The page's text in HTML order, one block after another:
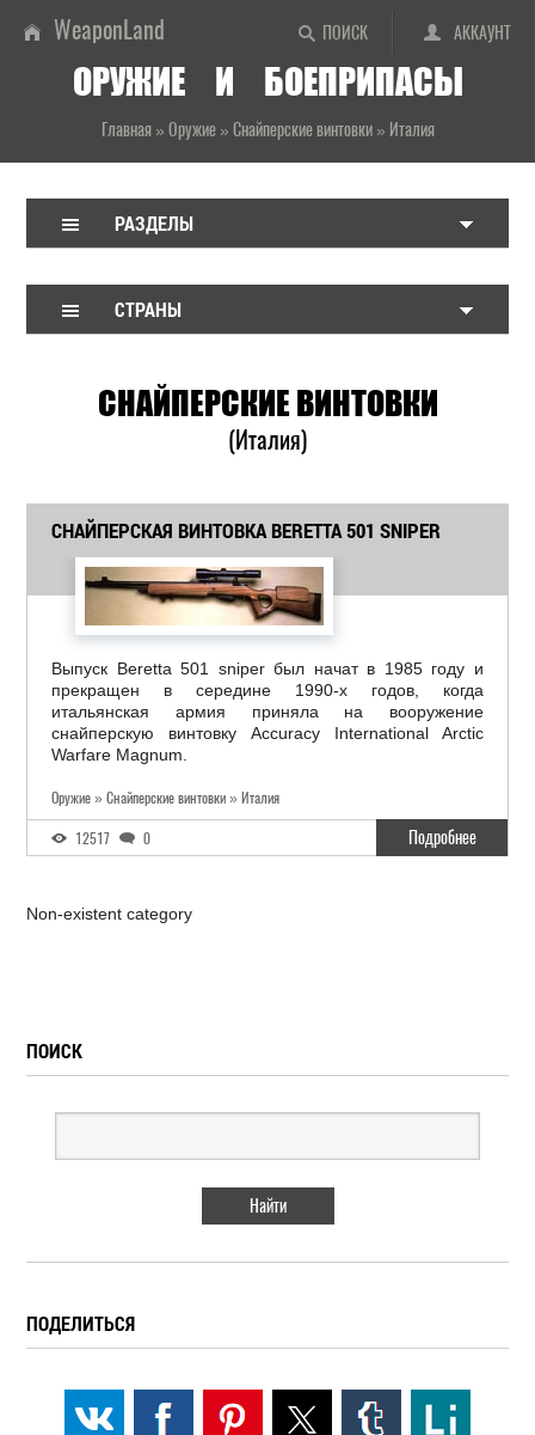
ПОИСК АККАУНТ
WeaponLand
ОРУЖИЕ И БОЕПРИПАСЫ
Главная» Оружие» Снайперские винтовки» Италия
РАЗДЕЛЫ
СТРАНЫ
СНАЙПЕРСКИЕ ВИНТОВКИ
(Италия)
СНАЙПЕРСКАЯ ВИНТОВКА BERETTA 501 SNIPER
Выпуск Beretta 501 sniper был начат в 1985 году и
прекращен в середине 1990-х годов, когда
итальянская армия приняла на вооружение
снайперскую винтовку Accuracy International Arctic
Warfare Magnum.
Оружие » Снайперские винтовки » Италия
12517 0 Подробнее
Non-existent category
ПОИСК
ПОДЕЛИТЬСЯ